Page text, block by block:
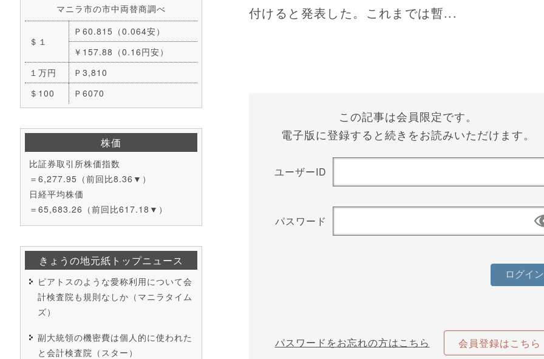
マニラ市の市中両替商調べ
＄１
Ｐ60.815（0.064安）
￥157.88（0.16円安）
１万円
Ｐ3,810
＄100
Ｐ6070
株価
比証券取引所株価指数
＝6,277.95（前回比8.36▼）
日経平均株価
＝65,683.26（前回比617.18▼）
きょうの地元紙トップニュース
ピアトスのような愛称利用について会
計検査院も規則なしか（マニラタイム
ズ）
副大統領の機密費は個人的に使われた
と会計検査院（スター）
付けると発表した。これまでは暫...
この記事は会員限定です。
電子版に登録すると続きをお読みいただけます。
ユーザーID
パスワード
パスワードをお忘れの方はこちら 会員登録はこちら